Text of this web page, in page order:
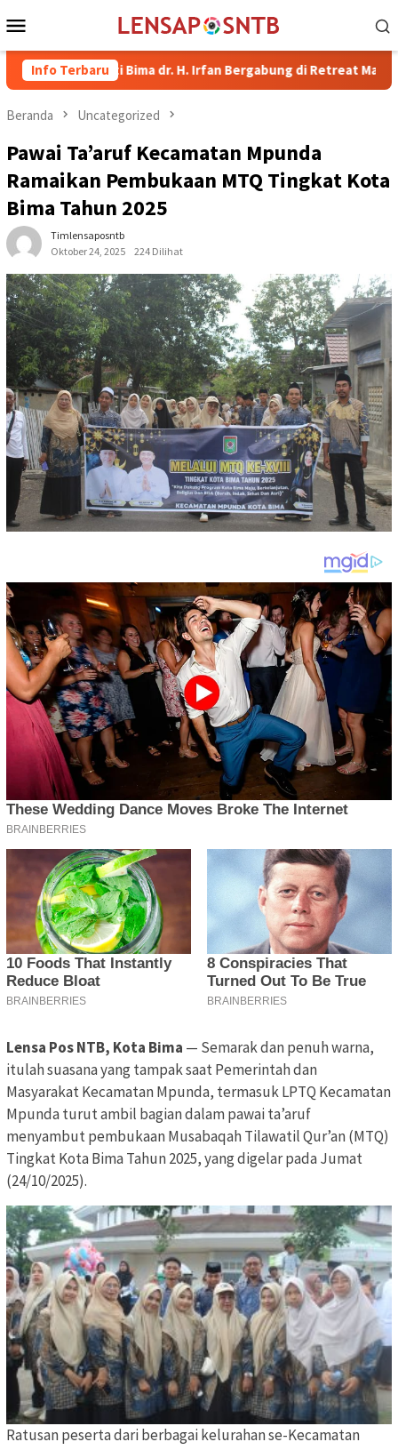
ke
Mobile
Info Terbaru
Bima dr. H. Irfan Bergabung di Retreat Magelang
Beranda Uncategorized
Pawai Ta’aruf Kecamatan Mpunda
Ramaikan Pembukaan MTQ Tingkat Kota
Bima Tahun 2025
Timlensaposntb
Oktober 24, 2025
224 Dilihat
Lensa Pos NTB, Kota Bima — Semarak dan penuh warna,
itulah suasana yang tampak saat Pemerintah dan
Masyarakat Kecamatan Mpunda, termasuk LPTQ Kecamatan
Mpunda turut ambil bagian dalam pawai ta’aruf
menyambut pembukaan Musabaqah Tilawatil Qur’an (MTQ)
Tingkat Kota Bima Tahun 2025, yang digelar pada Jumat
(24/10/2025).
Ratusan peserta dari berbagai kelurahan se-Kecamatan